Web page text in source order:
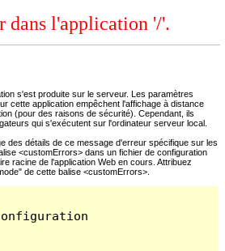
dans l'application '/'.
s'est produite sur le serveur. Les paramètres
cette application empêchent l'affichage à distance
(pour des raisons de sécurité). Cependant, ils
qui s'exécutent sur l'ordinateur serveur local.
des détails de ce message d'erreur spécifique sur les
<customErrors> dans un fichier de configuration
racine de l'application Web en cours. Attribuez
de cette balise <customErrors>.